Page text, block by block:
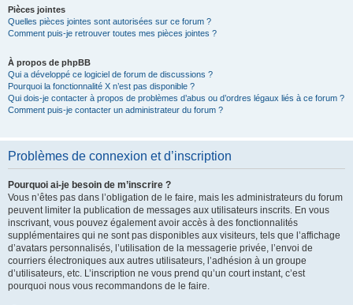
Pièces jointes
Quelles pièces jointes sont autorisées sur ce forum ?
Comment puis-je retrouver toutes mes pièces jointes ?
À propos de phpBB
Qui a développé ce logiciel de forum de discussions ?
Pourquoi la fonctionnalité X n’est pas disponible ?
Qui dois-je contacter à propos de problèmes d’abus ou d’ordres légaux liés à ce forum ?
Comment puis-je contacter un administrateur du forum ?
Problèmes de connexion et d’inscription
Pourquoi ai-je besoin de m’inscrire ?
Vous n’êtes pas dans l’obligation de le faire, mais les administrateurs du forum
peuvent limiter la publication de messages aux utilisateurs inscrits. En vous
inscrivant, vous pouvez également avoir accès à des fonctionnalités
supplémentaires qui ne sont pas disponibles aux visiteurs, tels que l’affichage
d’avatars personnalisés, l’utilisation de la messagerie privée, l’envoi de
courriers électroniques aux autres utilisateurs, l’adhésion à un groupe
d’utilisateurs, etc. L’inscription ne vous prend qu’un court instant, c’est
pourquoi nous vous recommandons de le faire.